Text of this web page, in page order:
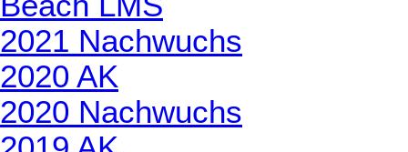
2021 Nachwuchs
2020 AK
2020 Nachwuchs